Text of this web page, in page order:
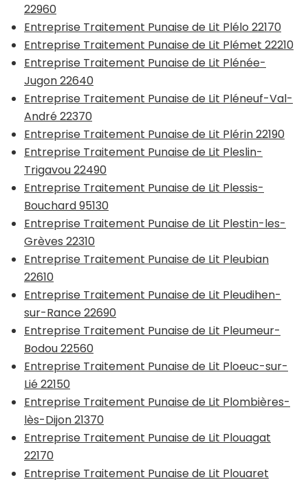
22960
Entreprise Traitement Punaise de Lit Plélo 22170
Entreprise Traitement Punaise de Lit Plémet 22210
Entreprise Traitement Punaise de Lit Plénée-
Jugon 22640
Entreprise Traitement Punaise de Lit Pléneuf-Val-
André 22370
Entreprise Traitement Punaise de Lit Plérin 22190
Entreprise Traitement Punaise de Lit Pleslin-
Trigavou 22490
Entreprise Traitement Punaise de Lit Plessis-
Bouchard 95130
Entreprise Traitement Punaise de Lit Plestin-les-
Grèves 22310
Entreprise Traitement Punaise de Lit Pleubian
22610
Entreprise Traitement Punaise de Lit Pleudihen-
sur-Rance 22690
Entreprise Traitement Punaise de Lit Pleumeur-
Bodou 22560
Entreprise Traitement Punaise de Lit Ploeuc-sur-
Lié 22150
Entreprise Traitement Punaise de Lit Plombières-
lès-Dijon 21370
Entreprise Traitement Punaise de Lit Plouagat
22170
Entreprise Traitement Punaise de Lit Plouaret